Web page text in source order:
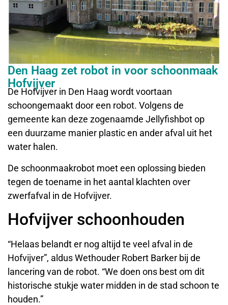
Den Haag zet robot in voor schoonmaak
Hofvijver
De Hofvijver in Den Haag wordt voortaan
schoongemaakt door een robot. Volgens de
gemeente kan deze zogenaamde Jellyfishbot op
een duurzame manier plastic en ander afval uit het
water halen.
De schoonmaakrobot moet een oplossing bieden
tegen de toename in het aantal klachten over
zwerfafval in de Hofvijver.
Hofvijver schoonhouden
“Helaas belandt er nog altijd te veel afval in de
Hofvijver”, aldus Wethouder Robert Barker bij de
lancering van de robot. “We doen ons best om dit
historische stukje water midden in de stad schoon te
houden.”